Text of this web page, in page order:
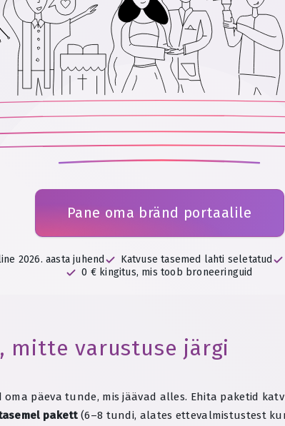
Pane oma bränd portaalile
2026. aasta juhend Katvuse tasemed lahti seletatud
0 € kingitus, mis toob broneeringuid
mitte varustuse järgi
päeva tunde, mis jäävad alles. Ehita paketid
pakett(6–8 tundi, alates ettevalmistustest